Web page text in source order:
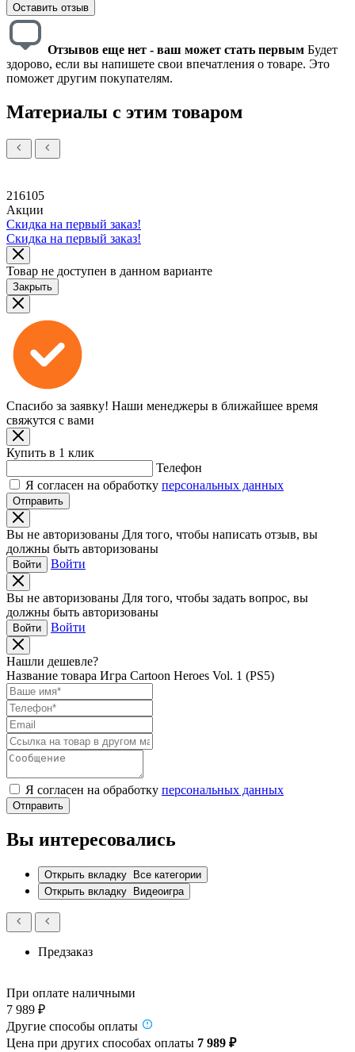
Оставить отзыв
Отзывов еще нет - ваш может стать первым Будет
здорово, если вы напишете свои впечатления о товаре. Это
поможет другим покупателям.
Материалы с этим товаром
216105
Акции
Скидка на первый заказ!
Скидка на первый заказ!
Товар не доступен в данном варианте
Закрыть
Спасибо за заявку! Наши менеджеры в ближайшее время
свяжутся с вами
Купить в 1 клик
Телефон
Я согласен на обработку персональных данных
Отправить
Вы не авторизованы Для того, чтобы написать отзыв, вы
должны быть авторизованы
Войти Войти
Вы не авторизованы Для того, чтобы задать вопрос, вы
должны быть авторизованы
Войти Войти
Нашли дешевле?
Название товара Игра Cartoon Heroes Vol. 1 (PS5)
Я согласен на обработку персональных данных
Отправить
Вы интересовались
Открыть вкладку
Все категории
Открыть вкладку
Видеоигра
Предзаказ
При оплате наличными
7 989 ₽
Другие способы оплаты
Цена при других способах оплаты 7 989 ₽